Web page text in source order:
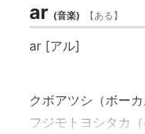
ar (音楽) 【ある】
ar [アル]
クボアツシ（ボー
フジモトヨシタカ